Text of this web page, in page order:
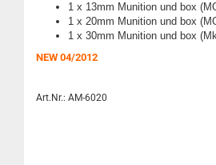
1 x 13mm Munition und box
1 x 20mm Munition und box
1 x 30mm Munition und box
NEW 04/2012
Art.Nr.: AM-6020